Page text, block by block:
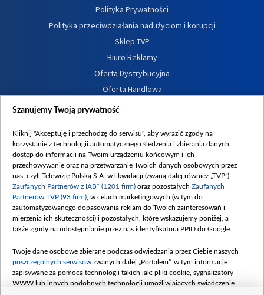
Polityka Prywatności
Polityka przeciwdziałania nadużyciom i korupcji
Sklep TVP
Biuro Reklamy
Oferta Dystrybucyjna
Oferta Handlowa
Dostępność
Procedura zgłoszeń wewnętrznych
Szanujemy Twoją prywatność
Kliknij "Akceptuję i przechodzę do serwisu", aby wyrazić zgody na
korzystanie z technologii automatycznego śledzenia i zbierania danych,
dostęp do informacji na Twoim urządzeniu końcowym i ich
przechowywanie oraz na przetwarzanie Twoich danych osobowych przez
nas, czyli Telewizję Polską S.A. w likwidacji (zwaną dalej również „TVP”),
Zaufanych Partnerów z IAB* (1201 firm) oraz pozostałych Zaufanych
Partnerów TVP (93 firm) , w celach marketingowych (w tym do
zautomatyzowanego dopasowania reklam do Twoich zainteresowań i
mierzenia ich skuteczności) i pozostałych, które wskazujemy poniżej, a
także zgody na udostępnianie przez nas identyfikatora PPID do Google.
Twoje dane osobowe zbierane podczas odwiedzania przez Ciebie naszych
poszczególnych serwisów zwanych dalej „Portalem”, w tym informacje
zapisywane za pomocą technologii takich jak: pliki cookie, sygnalizatory
WWW lub innych podobnych technologii umożliwiających świadczenie